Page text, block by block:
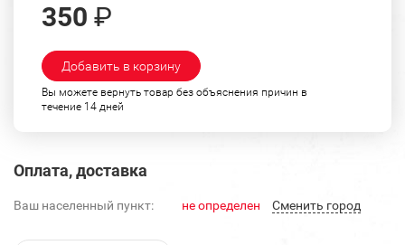
350 ₽
Добавить в корзину
Вы можете вернуть товар без объяснения причин в
течение 14 дней
Оплата, доставка
Ваш населенный пункт: не определен Cменить город